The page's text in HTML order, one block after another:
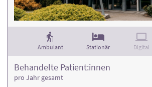
Ambulant Stationär Digital
Behandelte Patient:innen
pro Jahr gesamt